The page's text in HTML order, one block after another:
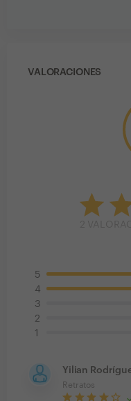
VALORACIONES
5
4
3
2
1
Yilian
Retratos